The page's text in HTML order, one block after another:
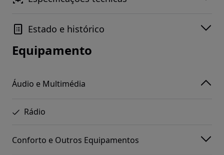
Estado e histórico
Equipamento
Áudio e Multimédia
Rádio
Conforto e Outros Equipamentos